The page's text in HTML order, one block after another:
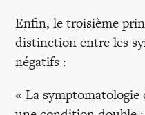
Enfin, le troisième
distinction entre les
négatifs :
« La symptomatologie